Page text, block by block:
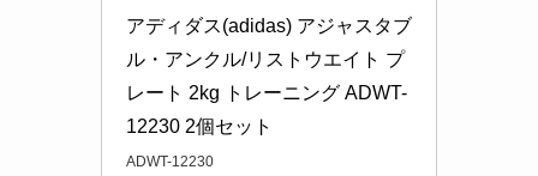
アディダス(adidas) アジャスタブ
ル・アンクル/リストウエイト プ
レート 2kg トレーニング ADWT-
12230 2個セット
ADWT-12230